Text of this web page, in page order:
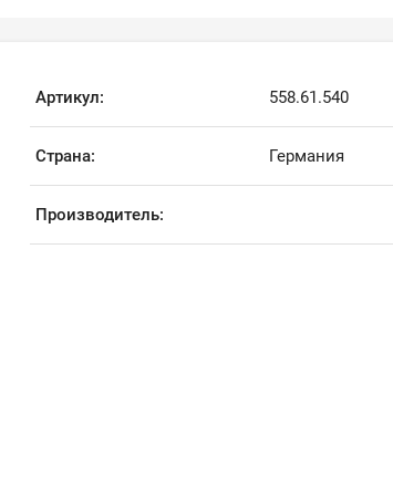
Артикул: 558.61.540
Страна: Германия
Производитель: